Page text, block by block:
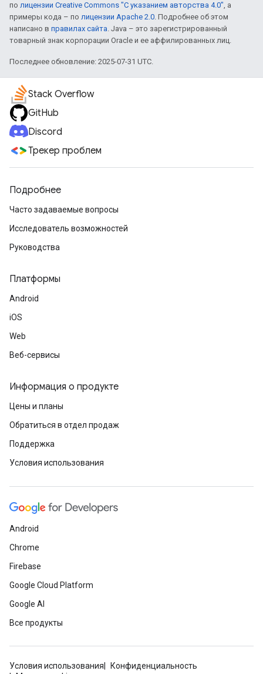
по лицензии Creative Commons "С указанием авторства 4.0", а
примеры кода – по лицензии Apache 2.0. Подробнее об этом
написано в правилах сайта. Java – это зарегистрированный
товарный знак корпорации Oracle и ее аффилированных лиц.
Последнее обновление: 2025-07-31 UTC.
Stack Overflow
GitHub
Discord
Трекер проблем
Подробнее
Часто задаваемые вопросы
Исследователь возможностей
Руководства
Платформы
Android
iOS
Web
Веб-сервисы
Информация о продукте
Цены и планы
Обратиться в отдел продаж
Поддержка
Условия использования
Android
Chrome
Firebase
Google Cloud Platform
Google AI
Все продукты
Условия использования
Конфиденциальность